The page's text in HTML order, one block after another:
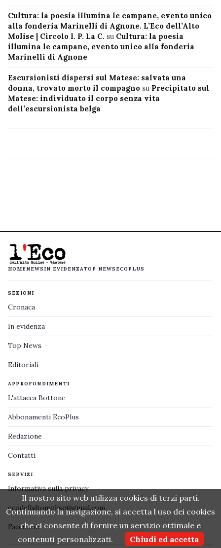
Cultura: la poesia illumina le campane, evento unico
alla fonderia Marinelli di Agnone. L’Eco dell’Alto
Molise | Circolo I. P. La C. su Cultura: la poesia
illumina le campane, evento unico alla fonderia
Marinelli di Agnone
Escursionisti dispersi sul Matese: salvata una
donna, trovato morto il compagno su Precipitato sul
Matese: individuato il corpo senza vita
dell’escursionista belga
HOMENEWS IN EVIDENZATOP NEWS ECOPLUS
SEZIONI
Cronaca
In evidenza
Top News
Editoriali
APPROFONDIMENTI
L'attacca Bottone
Abbonamenti EcoPlus
Redazione
Contatti
SERVIZI
Informativa sulla privacy
ecodellaltomolise@gmail.com
Facebook
Il nostro sito web utilizza cookies di terzi parti.
Continuando la navigazione, si accetta l uso dei cookies
che ci consente di fornire un servizio ottimale e
contenuti personalizzati.
Chiudi ed accetta